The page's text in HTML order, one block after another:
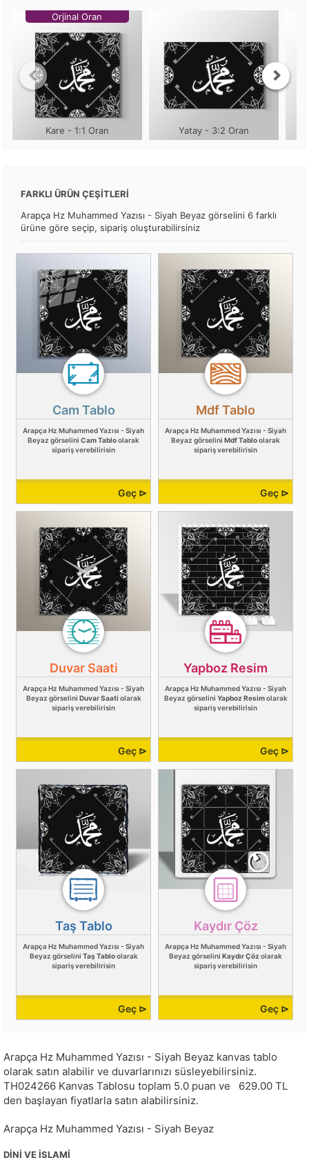
Orjinal Oran
Kare - 1:1 Oran Yatay - 3:2 Oran
FARKLI ÜRÜN ÇEŞİTLERİ
Arapça Hz Muhammed Yazısı - Siyah Beyaz görselini 6 farklı
ürüne göre seçip, sipariş oluşturabilirsiniz
Cam Tablo
Arapça Hz Muhammed Yazısı - Siyah
Beyaz görselini Cam Tabloolarak
sipariş verebilirisin
Geç ⊳
Mdf Tablo
Arapça Hz Muhammed Yazısı - Siyah
Beyaz görselini Mdf Tabloolarak
sipariş verebilirisin
Geç ⊳
Duvar Saati
Arapça Hz Muhammed Yazısı - Siyah
Beyaz görselini Duvar Saati olarak
sipariş verebilirisin
Geç ⊳
Yapboz Resim
Arapça Hz Muhammed Yazısı - Siyah
Beyaz görselini Yapboz Resimolarak
sipariş verebilirisin
Geç ⊳
Taş Tablo
Arapça Hz Muhammed Yazısı - Siyah
Beyaz görselini Taş Tabloolarak
sipariş verebilirisin
Geç ⊳
Kaydır Çöz
Arapça Hz Muhammed Yazısı - Siyah
Beyaz görselini Kaydır Çöz olarak
sipariş verebilirisin
Geç ⊳
Arapça Hz Muhammed Yazısı - Siyah Beyaz kanvas tablo
olarak satın alabilir ve duvarlarınızı süsleyebilirsiniz.
TH024266 Kanvas Tablosu toplam 5.0 puan ve 629.00 TL
den başlayan fiyatlarla satın alabilirsiniz.
Arapça Hz Muhammed Yazısı - Siyah Beyaz
DINI VE İSLAMI